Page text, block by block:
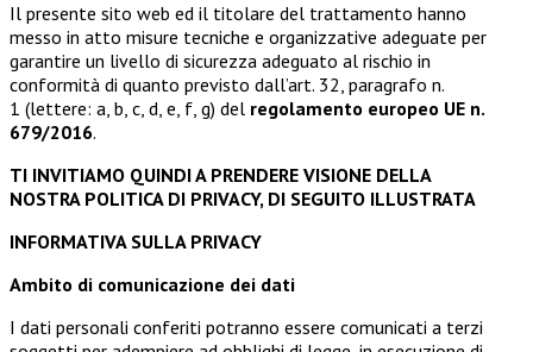
Il presente sito web ed il titolare del trattamento hanno
messo in atto misure tecniche e organizzative adeguate per
garantire un livello di sicurezza adeguato al rischio in
conformità di quanto previsto dall’art. 32, paragrafo n.
1 (lettere: a, b, c, d, e, f, g) del regolamento europeo UE n.
679/2016.
TI INVITIAMO QUINDI A PRENDERE VISIONE DELLA
NOSTRA POLITICA DI PRIVACY, DI SEGUITO ILLUSTRATA
INFORMATIVA SULLA PRIVACY
Ambito di comunicazione dei dati
I dati personali conferiti potranno essere comunicati a terzi